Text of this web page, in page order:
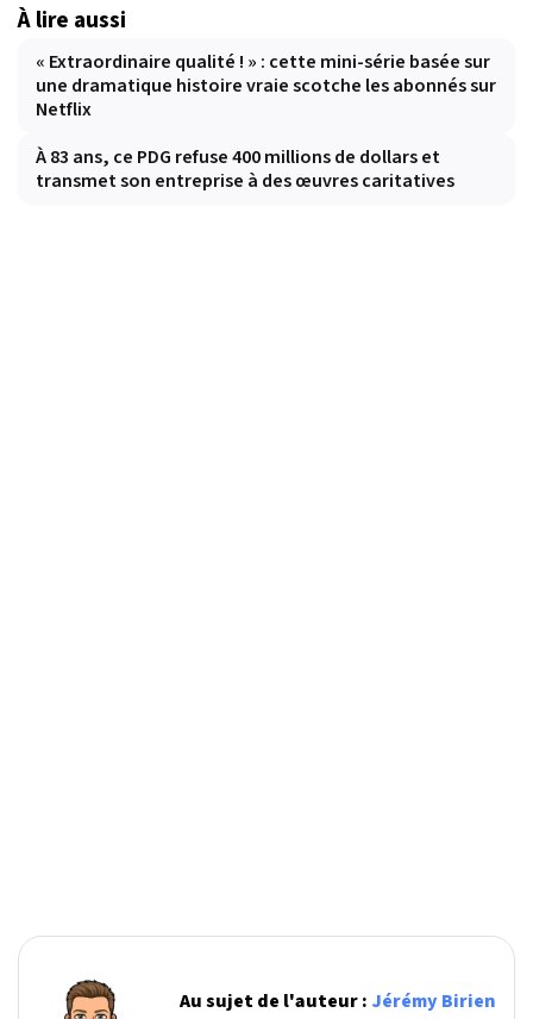
À lire aussi
« Extraordinaire qualité ! » : cette mini-série basée sur
une dramatique histoire vraie scotche les abonnés sur
Netflix
À 83 ans, ce PDG refuse 400 millions de dollars et
transmet son entreprise à des œuvres caritatives
Au sujet de l'auteur : Jérémy Birien